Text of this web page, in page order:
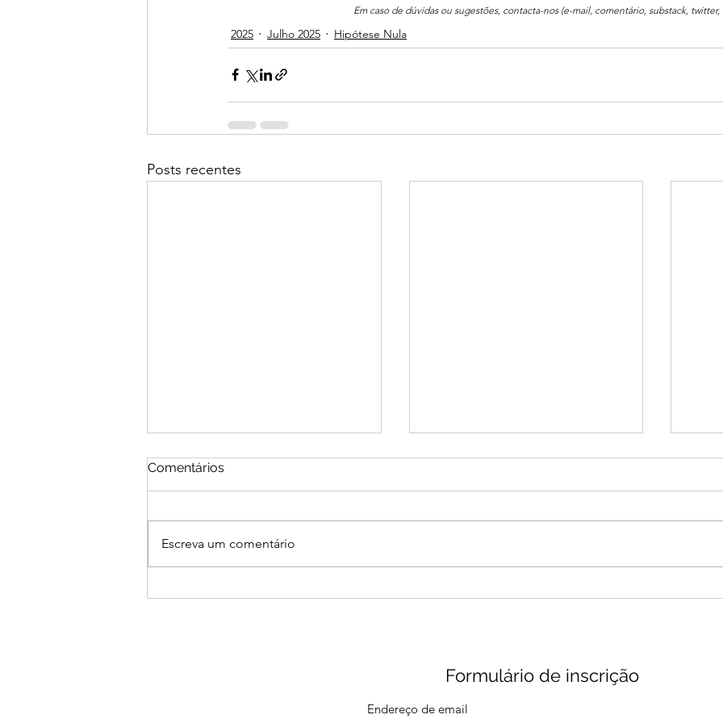
Em caso de dúvidas ou sugestões, contacta-nos (e-mail, comentário, substack, twitter,
2025 Julho 2025 Hipótese Nula
Posts recentes
Comentários
Escreva um comentário
Formulário de inscrição